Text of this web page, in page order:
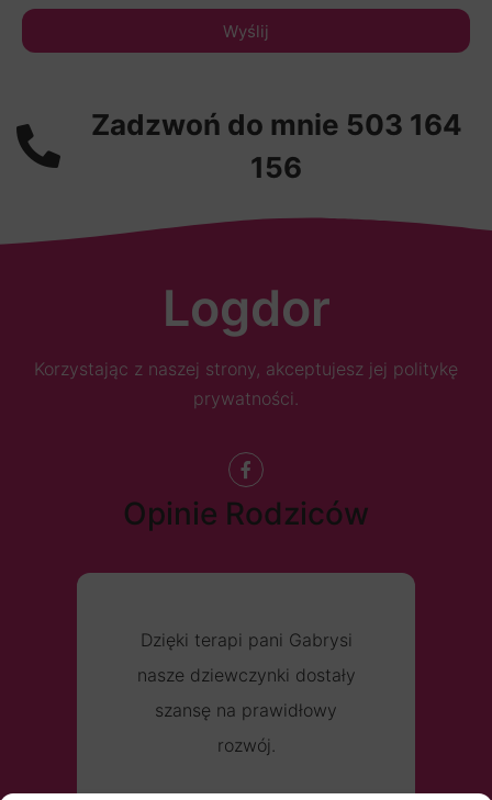
Wyślij
Zadzwoń do mnie 503 164
156
Logdor
Korzystając z naszej strony, akceptujesz jej politykę
prywatności.
Opinie Rodziców
Dzięki terapi pani Gabrysi
nasze dziewczynki dostały
szansę na prawidłowy
rozwój.